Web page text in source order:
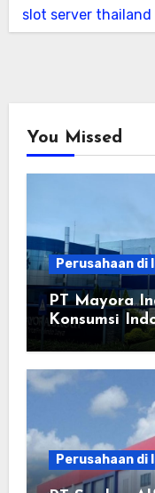
slot server thailand
You Missed
Perusahaan di
PT Mayora
Konsumsi
Perusahaan di